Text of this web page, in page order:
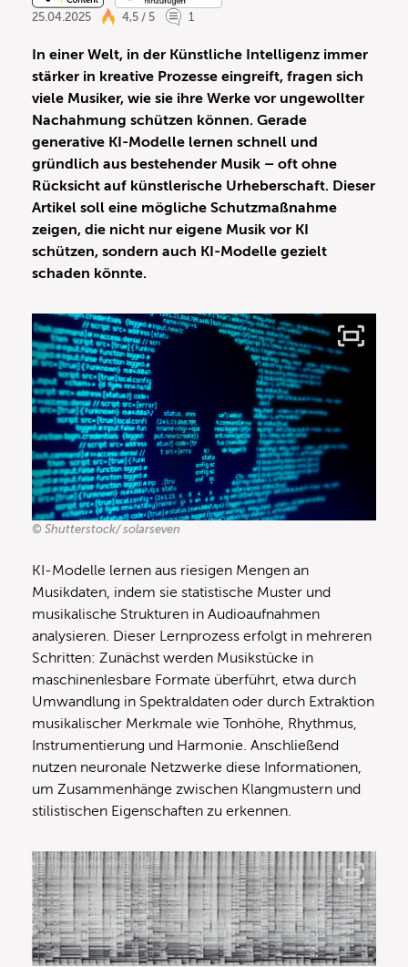
25.04.2025
4,5 / 5 1
In einer Welt, in der Künstliche Intelligenz immer
stärker in kreative Prozesse eingreift, fragen sich
viele Musiker, wie sie ihre Werke vor ungewollter
Nachahmung schützen können. Gerade
generative KI-Modelle lernen schnell und
gründlich aus bestehender Musik – oft ohne
Rücksicht auf künstlerische Urheberschaft. Dieser
Artikel soll eine mögliche Schutzmaßnahme
zeigen, die nicht nur eigene Musik vor KI
schützen, sondern auch KI-Modelle gezielt
schaden könnte.
© Shutterstock/ solarseven
KI-Modelle lernen aus riesigen Mengen an
Musikdaten, indem sie statistische Muster und
musikalische Strukturen in Audioaufnahmen
analysieren. Dieser Lernprozess erfolgt in mehreren
Schritten: Zunächst werden Musikstücke in
maschinenlesbare Formate überführt, etwa durch
Umwandlung in Spektraldaten oder durch Extraktion
musikalischer Merkmale wie Tonhöhe, Rhythmus,
Instrumentierung und Harmonie. Anschließend
nutzen neuronale Netzwerke diese Informationen,
um Zusammenhänge zwischen Klangmustern und
stilistischen Eigenschaften zu erkennen.